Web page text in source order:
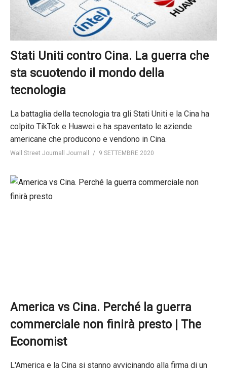
Stati Uniti contro Cina. La guerra che
sta scuotendo il mondo della
tecnologia
La battaglia della tecnologia tra gli Stati Uniti e la Cina ha
colpito TikTok e Huawei e ha spaventato le aziende
americane che producono e vendono in Cina.
Wall Street Journall Journall 9 SETTEMBRE 2020
America vs Cina. Perché la guerra
commerciale non finirà presto | The
Economist
L'America e la Cina si stanno avvicinando alla firma di un